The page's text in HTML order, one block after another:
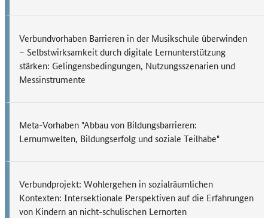
Verbundvorhaben Barrieren in der Musikschule überwinden
– Selbstwirksamkeit durch digitale Lernunterstützung
stärken: Gelingensbedingungen, Nutzungsszenarien und
Messinstrumente
Meta-Vorhaben "Abbau von Bildungsbarrieren:
Lernumwelten, Bildungserfolg und soziale Teilhabe"
Verbundprojekt: Wohlergehen in sozialräumlichen
Kontexten: Intersektionale Perspektiven auf die Erfahrungen
von Kindern an nicht-schulischen Lernorten